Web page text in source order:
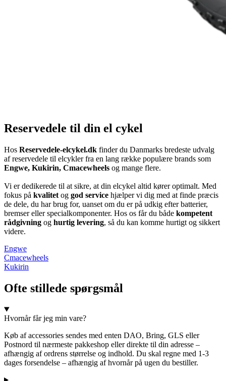
Reservedele til din el cykel
Hos Reservedele-elcykel.dk finder du Danmarks bredeste udvalg
af reservedele til elcykler fra en lang række populære brands som
Engwe, Kukirin, Cmacewheels og mange flere.
Vi er dedikerede til at sikre, at din elcykel altid kører optimalt. Med
fokus på kvalitet og god service hjælper vi dig med at finde præcis
de dele, du har brug for, uanset om du er på udkig efter batterier,
bremser eller specialkomponenter. Hos os får du både kompetent
rådgivning og hurtig levering, så du kan komme hurtigt og sikkert
videre.
Engwe
Cmacewheels
Kukirin
Ofte stillede spørgsmål
Hvornår får jeg min vare?
Køb af accessories sendes med enten DAO, Bring, GLS eller
Postnord til nærmeste pakkeshop eller direkte til din adresse –
afhængig af ordrens størrelse og indhold. Du skal regne med 1-3
dages forsendelse – afhængig af hvornår på ugen du bestiller.